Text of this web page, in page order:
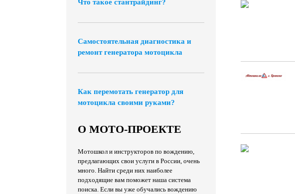
Что такое стантрайдинг?
Самостоятельная диагностика и
ремонт генератора мотоцикла
Как перемотать генератор для
мотоцикла своими руками?
О МОТО-ПРОЕКТЕ
Мотошкол и инструкторов по вождению,
предлагающих свои услуги в России, очень
много. Найти среди них наиболее
подходящие вам поможет наша система
поиска. Если вы уже обучались вождению